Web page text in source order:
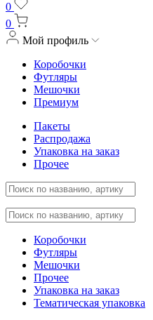
0
0
Мой профиль
Коробочки
Футляры
Мешочки
Премиум
Пакеты
Распродажа
Упаковка на заказ
Прочее
Коробочки
Футляры
Мешочки
Прочее
Упаковка на заказ
Тематическая упаковка